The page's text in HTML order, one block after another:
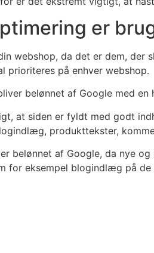
er
webshop, da det er dem,
prioriteres på enhver webshop.
belønnet af Google med en
at siden er fyldt med godt
produkttekster,
belønnet af Google, da nye
for eksempel blogindlæg på